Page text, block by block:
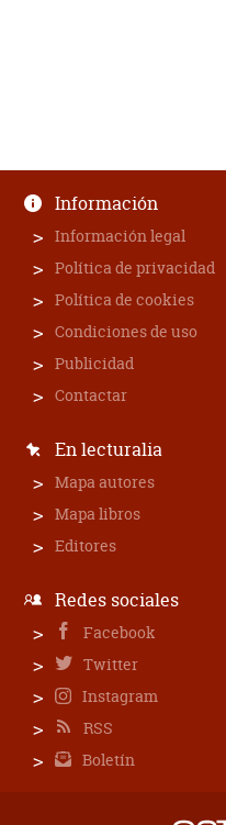
Información
Información legal
Política de privacidad
Política de cookies
Condiciones de uso
Publicidad
Contactar
En lecturalia
Mapa autores
Mapa libros
Editores
Redes sociales
Facebook
Twitter
Instagram
RSS
Boletín